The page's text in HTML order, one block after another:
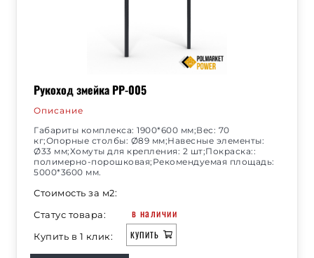
Рукоход змейка РР-005
Описание
Габариты комплекса: 1900*600 мм;Вес: 70
кг;Опорные столбы: Ø89 мм;Навесные элементы:
Ø33 мм;Хомуты для крепления: 2 шт;Покраска::
полимерно-порошковая;Рекомендуемая площадь:
5000*3600 мм.
Стоимость за м2:
Статус товара:
в наличии
Купить в 1 клик: КУПИТЬ